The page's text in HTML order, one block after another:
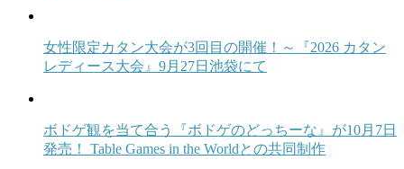
女性限定カタン大会が3回目の開催！～『2026 カタン
レディース大会』9月27日池袋にて
ボドゲ観を当て合う『ボドゲのどっちーな』が10月7日
発売！ Table Games in the Worldとの共同制作